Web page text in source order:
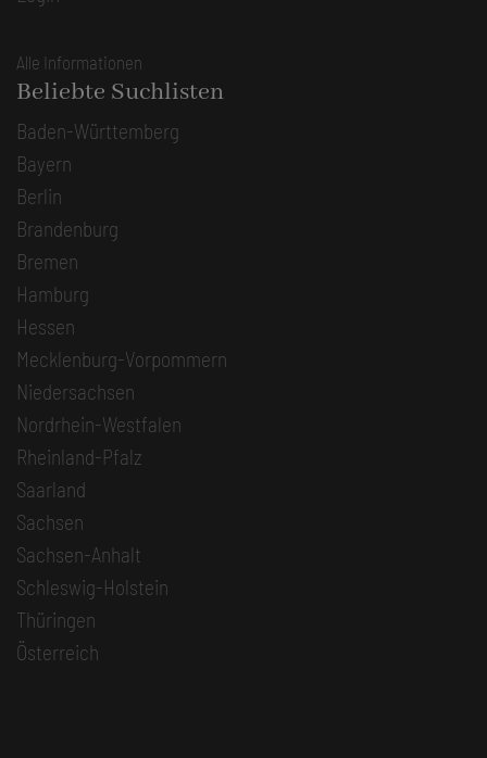
Alle Informationen
Beliebte Suchlisten
Baden-Württemberg
Bayern
Berlin
Brandenburg
Bremen
Hamburg
Hessen
Mecklenburg-Vorpommern
Niedersachsen
Nordrhein-Westfalen
Rheinland-Pfalz
Saarland
Sachsen
Sachsen-Anhalt
Schleswig-Holstein
Thüringen
Österreich